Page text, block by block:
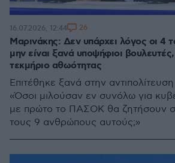
Μαρινάκης: Δεν υπάρχει λόγος οι
μην είναι ξανά υποψήφιοι
τεκμήριο αθωότητας
Επιτέθηκε ξανά στην
«Όσοι μιλούσαν εν συνόλω για
με πρώτο το ΠΑΣΟΚ θα ζητήσουν
τους 9 ανθρώπους αυτούς;»
16.07.2026, 12:44 26